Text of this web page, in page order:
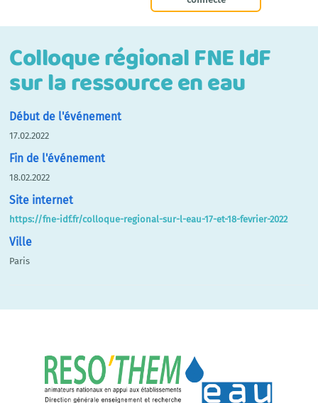
Colloque régional FNE IdF
sur la ressource en eau
Début de l'événement
17.02.2022
Fin de l'événement
18.02.2022
Site internet
https://fne-idf.fr/colloque-regional-sur-l-eau-17-et-18-fevrier-2022
Ville
Paris